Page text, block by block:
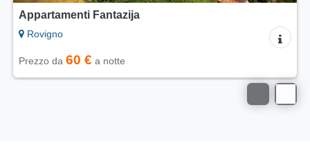
Appartamenti Modrušan
Rovigno
Prezzo da 60 € a notte